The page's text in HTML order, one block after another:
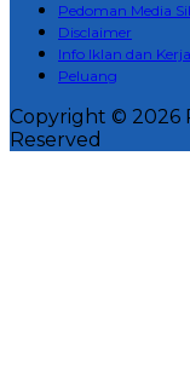
Pedoman Media
Disclaimer
Info Iklan dan
Peluang
Copyright © 2026
Reserved